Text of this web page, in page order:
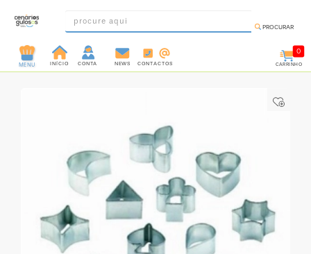
DECORAÇÃO
DESCARTÁVEIS
PROCURAR
MENU INÍCIO CONTA NEWS CONTACTOS
0
CARRINHO